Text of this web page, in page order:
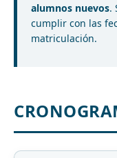
alumnos nuevos.
cumplir con las
matriculación.